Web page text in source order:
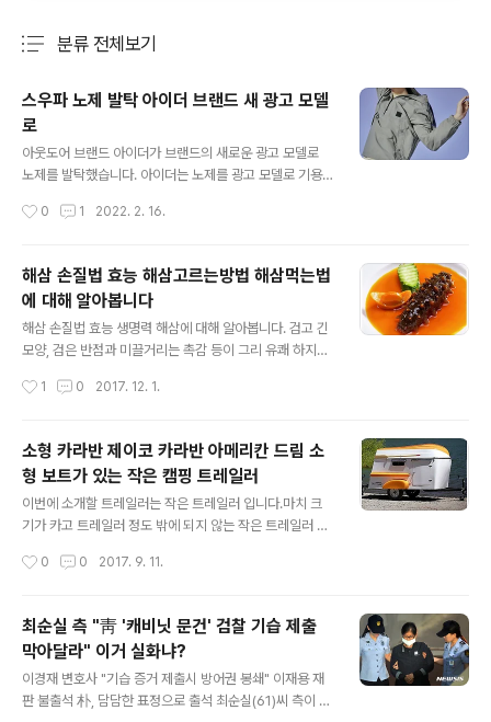
분류 전체보기
스우파 노제 발탁 아이더 브랜드 새 광고 모델
로
아웃도어 브랜드 아이더가 브랜드의 새로운 광고 모델로
노제를 발탁했습니다. 아이더는 노제를 광고 모델로 기용
침입니다. 아이더는 노제의 파워풀한 퍼포먼스, 멋스러운
더의 브랜드 방향성과 잘 부합해 이번 시즌 광고 모델로 선
정했다고 전했습니다. 아이더는 노제와 함께 아웃도어 기
술력을 바탕으로 패션성을 더욱 강화한 젊고 트렌디한 요
즘 아웃도어 스타일을 선보일 예정입니다. 특히 아웃도어
와 일상을 넘나드는 스트리트 캐주얼 스타일을 강화해 젊
좋은 아노락 자켓부터 신개념 하이킹화, 아이스 시리즈까
0 1 2022. 2. 16.
해삼 손질법 효능 해삼고르는방법 해삼먹는법
에 대해 알아봅니다
해삼 손질법 효능 생명력 해삼에 대해 알아봅니다. 검고 긴
모양, 검은 반점과 미끌거리는 촉감 등이 그리 유쾌 하지만
산물이 바로 해삼인데요. 먹이위해 손질할 때 살아있는 해
한 해산물이 바로 해삼입니다. 하지만 해삼은 못생긴 외형
과 행동과는 다르게 항산화 효과, 항암 항균 효과가 뛰어나
다고 합니다. 해삼을 부를때는 ‘바다의 인삼’이라 불릴 정도
로 건강에 좋은 해산물입니다. ▶ 해삼의 효능 ▷ 관절 건강
알칼리성 식품인 해삼은 칼슘, 철, 인, 요오드 등 무기질을
혈액 정화에도 탁월한 효과를 보여줍니다. 심지어 칼로리
1 0 2017. 12. 1.
소형 카라반 제이코 카라반 아메리칸 드림 소
형 보트가 있는 작은 캠핑 트레일러
이번에 소개할 트레일러는 작은 트레일러 입니다.마치 크
기가 카고 트레일러 정도 밖에 되지 않는 작은 트레일러 인
여운 트레일러 입니다. 두명이 쓸수 있는 트레이러 입니다.
지만 재밌는 것은 위에 지붕이 보트로 변신한다는 겁니다.
화장실도 샤워실도 그리고 주방도 야외에 있는 작은 녀석
이지만즐거움을 놓치지는 않았다는 것을 알수 있네요신내
는 두명이 누으면 딱 맞는 사이지 이고요야외 주방이 설치
되어 있습니다.작은 보트가 지붕을 덮고 있는데 모터를 장
0 0 2017. 9. 11.
최순실 측 "靑 '캐비닛 문건' 검찰 기습 제출
막아달라" 이거 실화냐?
이경재 변호사 "기습 증거 제출시 방어권 봉쇄" 이재용 재
판 불출석 朴, 담담한 표정으로 출석 최순실(61)씨 측이 청